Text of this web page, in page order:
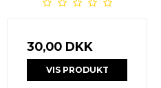
30,00 DKK
VIS PRODUKT